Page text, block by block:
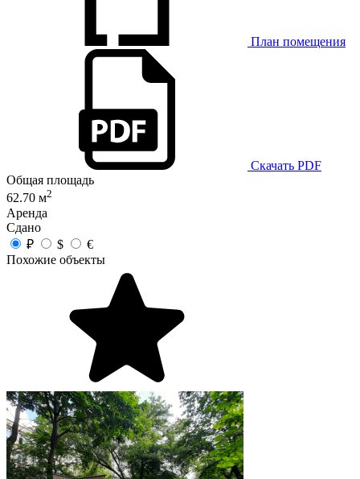
План помещения
Скачать PDF
Общая площадь
62.70 м2
Аренда
Сдано
₽
$
€
Похожие объекты